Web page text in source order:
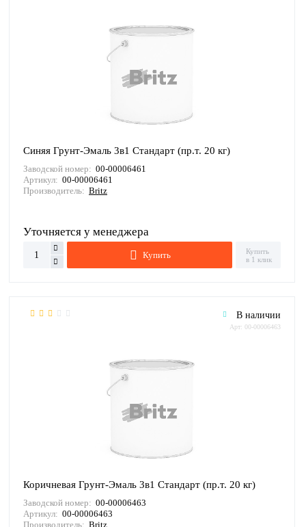
Синяя Грунт-Эмаль 3в1 Стандарт (пр.т. 20 кг)
Заводской номер: 00-00006461
Артикул: 00-00006461
Производитель: Britz
Уточняется у менеджера
Купить
Купить
в 1 клик
В наличии
Арт: 00-00006463
Коричневая Грунт-Эмаль 3в1 Стандарт (пр.т. 20 кг)
Заводской номер: 00-00006463
Артикул: 00-00006463
Производитель: Britz